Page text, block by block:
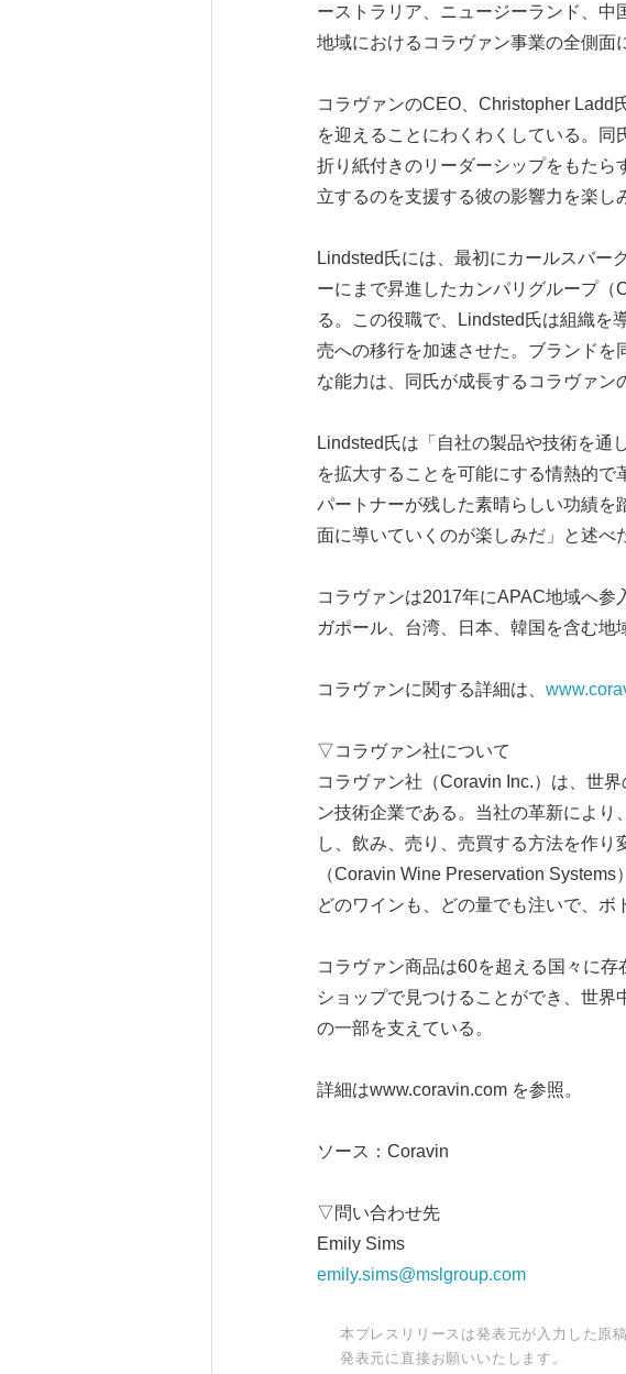
ーストラリア、ニュージーランド、中
地域におけるコラヴァン事業の全側面
コラヴァンのCEO、Christopher Ladd
を迎えることにわくわくしている。
折り紙付きのリーダーシップをもたら
立するのを支援する彼の影響力を楽し
Lindsted氏には、最初にカールスバー
ーにまで昇進したカンパリグループ
る。この役職で、Lindsted氏は組織を
売への移行を加速させた。ブランド
な能力は、同氏が成長するコラヴァン
Lindsted氏は「自社の製品や技術を通
を拡大することを可能にする情熱的
パートナーが残した素晴らしい功績を
面に導いていくのが楽しみだ」と述べ
コラヴァンは2017年にAPAC地域へ
ガポール、台湾、日本、韓国を含む地
コラヴァンに関する詳細は、
▽コラヴァン社について
コラヴァン社（Coravin Inc.）は、世
ン技術企業である。当社の革新によ
し、飲み、売り、売買する方法を作
（Coravin Wine Preservation
どのワインも、どの量でも注いで、ボ
コラヴァン商品は60を超える国々に
ショップで見つけることができ、世
の一部を支えている。
詳細はwww.coravin.com を参照。
ソース：Coravin
▽問い合わせ先
Emily Sims
emily.sims@mslgroup.com
本プレスリリースは発表元が入力した原
発表元に直接お願いいたします。
Japanese